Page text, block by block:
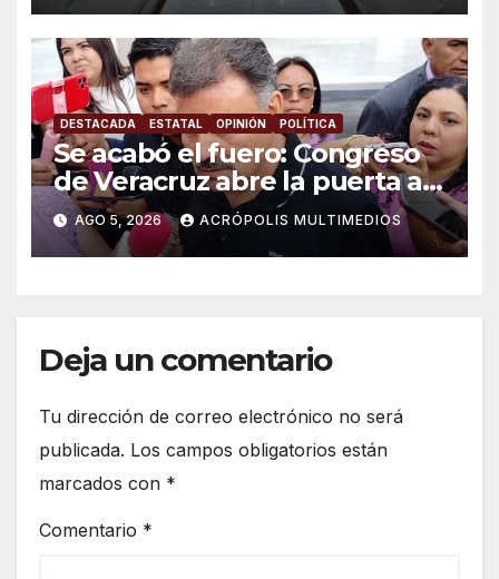
DESTACADA ESTATAL OPINIÓN POLÍTICA
Se acabó el fuero: Congreso
de Veracruz abre la puerta a
proceso penal contra alcalde
de Úrsulo Galván
AGO 5, 2026 ACRÓPOLIS MULTIMEDIOS
Deja un comentario
Tu dirección de correo electrónico no será
publicada. Los campos obligatorios están
marcados con *
Comentario *